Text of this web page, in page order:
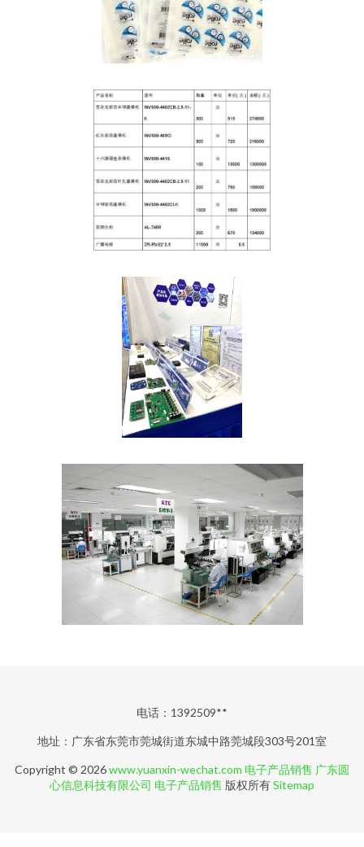
电话：1392509**
地址：广东省东莞市莞城街道东城中路莞城段303号201室
Copyright © 2026www.yuanxin-wechat.com 电子产品销售 广东圆
心信息科技有限公司 电子产品销售 版权所有Sitemap